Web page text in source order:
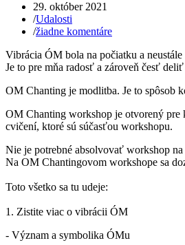
29. október 2021
/Udalosti
/žiadne komentáre
Vibrácia ÓM bola na počiatku a
Je to pre mňa radosť a zároveň česť
OM Chanting je modlitba. Je to spôsob
OM Chanting workshop je otvorený pre
cvičení, ktoré sú súčasťou workshopu.
Nie je potrebné absolvovať workshop
Na OM Chantingovom workshope sa
Toto všetko sa tu udeje:
1. Zistite viac o vibrácii ÓM
- Význam a symbolika ÓMu